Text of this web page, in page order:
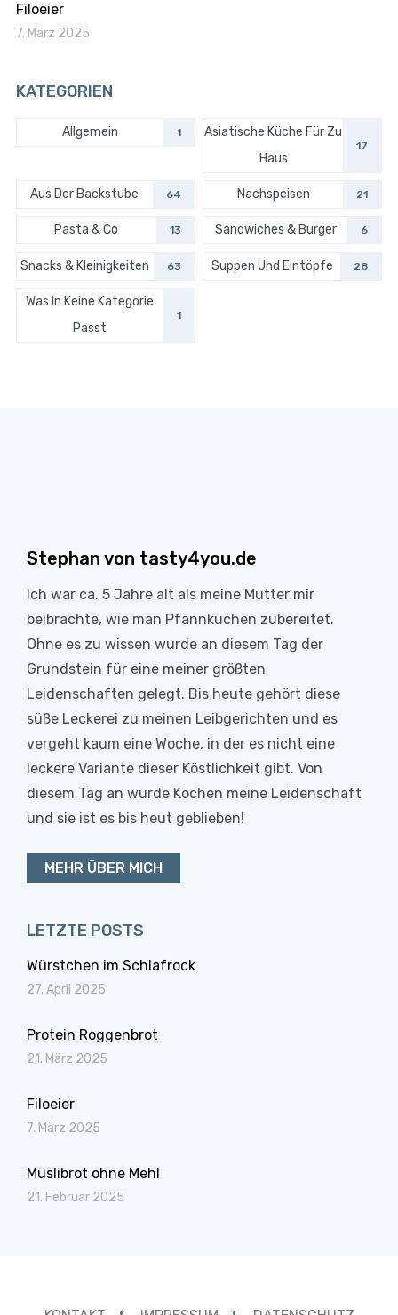
Filoeier
7. März 2025
KATEGORIEN
Allgemein 1
Asiatische Küche Für Zu
Haus
17
Aus Der Backstube 64 Nachspeisen 21
Pasta & Co 13 Sandwiches & Burger 6
Snacks & Kleinigkeiten 63 Suppen Und Eintöpfe 28
Was In Keine Kategorie
Passt
1
Stephan von tasty4you.de
Ich war ca. 5 Jahre alt als meine Mutter mir
beibrachte, wie man Pfannkuchen zubereitet.
Ohne es zu wissen wurde an diesem Tag der
Grundstein für eine meiner größten
Leidenschaften gelegt. Bis heute gehört diese
süße Leckerei zu meinen Leibgerichten und es
vergeht kaum eine Woche, in der es nicht eine
leckere Variante dieser Köstlichkeit gibt. Von
diesem Tag an wurde Kochen meine Leidenschaft
und sie ist es bis heut geblieben!
MEHR ÜBER MICH
LETZTE POSTS
Würstchen im Schlafrock
27. April 2025
Protein Roggenbrot
21. März 2025
Filoeier
7. März 2025
Müslibrot ohne Mehl
21. Februar 2025